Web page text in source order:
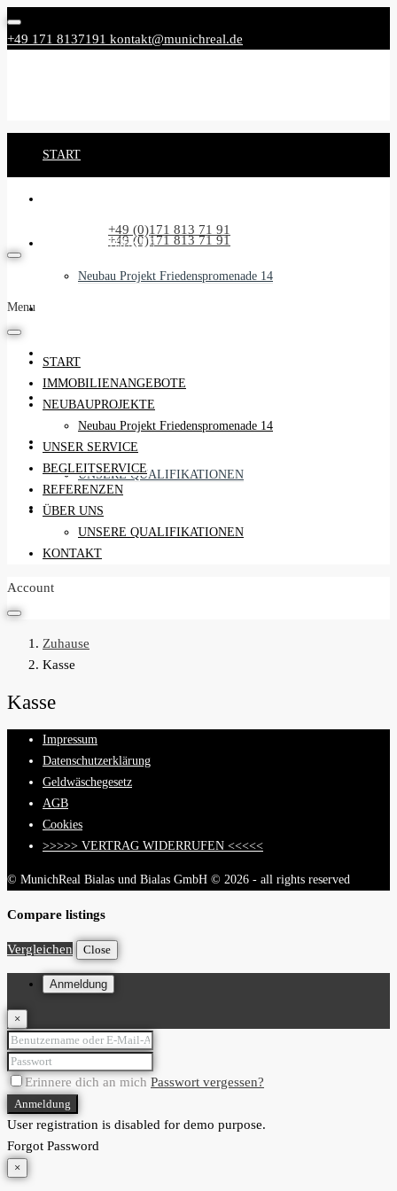
+49 171 8137191 kontakt@munichreal.de
Rufen Sie uns an: +49 (0)171 813 71 91
START
NEUBAUPROJEKTE
Neubau Projekt Friedenspromenade 14
REFERENZEN
ÜBER UNS
UNSERE QUALIFIKATIONEN
KONTAKT
+49 (0)171 813 71 91
Menu
START
IMMOBILIENANGEBOTE
NEUBAUPROJEKTE
Neubau Projekt Friedenspromenade 14
UNSER SERVICE
BEGLEITSERVICE
REFERENZEN
ÜBER UNS
UNSERE QUALIFIKATIONEN
KONTAKT
Account
Zuhause
Kasse
Kasse
Impressum
Datenschutzerklärung
Geldwäschegesetz
AGB
Cookies
>>>>> VERTRAG WIDERRUFEN <<<<<
© MunichReal Bialas und Bialas GmbH © 2026 - all rights reserved
Compare listings
Vergleichen Close
Anmeldung
×
Erinnere dich an mich Passwort vergessen?
Anmeldung
User registration is disabled for demo purpose.
Forgot Password
×